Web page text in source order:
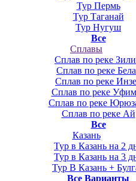
Тур Пермь
Тур Таганай
Тур Нугуш
Все
Сплавы
Сплав по реке
Сплав по реке
Сплав по реке
Сплав по реке
Сплав по реке
Сплав по реке Ай
Все
Казань
Тур в Казань на 2
Тур в Казань на 3
Тур В Казань +
Все Варианты